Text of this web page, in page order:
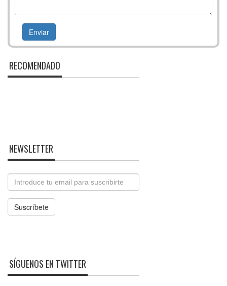
RECOMENDADO
NEWSLETTER
Email
Suscríbete
SÍGUENOS EN TWITTER